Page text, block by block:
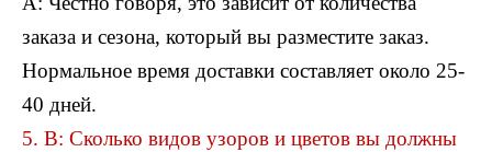
заказа и сезона, который вы разместите заказ.
Нормальное время доставки составляет около 25-
40 дней.
5. В: Сколько видов узоров и цветов вы должны